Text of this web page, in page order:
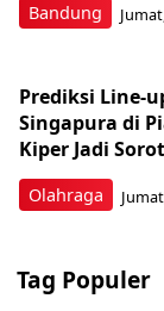
Bandung
Olahraga
Prediksi Line-
Singapura di
Kiper Jadi
Tag Populer